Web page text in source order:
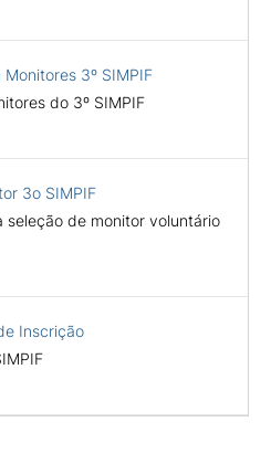
3º SIMPIF
do 3º SIMPIF
3o SIMPIF
seleção de monitor voluntário
Inscrição